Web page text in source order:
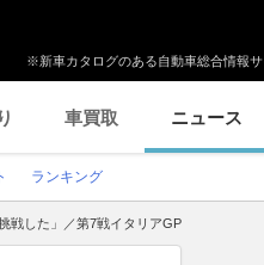
※新車カタログのある自動車総合情報
車買取 ニュース
ランキング
戦した」／第7戦イタリアGP